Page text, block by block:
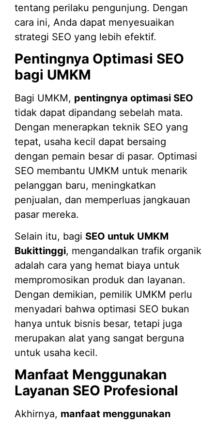
tentang perilaku pengunjung. Dengan
cara ini, Anda dapat menyesuaikan
strategi SEO yang lebih efektif.
Pentingnya Optimasi SEO
bagi UMKM
Bagi UMKM, pentingnya optimasi SEO
tidak dapat dipandang sebelah mata.
Dengan menerapkan teknik SEO yang
tepat, usaha kecil dapat bersaing
dengan pemain besar di pasar. Optimasi
SEO membantu UMKM untuk menarik
pelanggan baru, meningkatkan
penjualan, dan memperluas jangkauan
pasar mereka.
Selain itu, bagi SEO untuk UMKM
Bukittinggi, mengandalkan trafik organik
adalah cara yang hemat biaya untuk
mempromosikan produk dan layanan.
Dengan demikian, pemilik UMKM perlu
menyadari bahwa optimasi SEO bukan
hanya untuk bisnis besar, tetapi juga
merupakan alat yang sangat berguna
untuk usaha kecil.
Manfaat Menggunakan
Layanan SEO Profesional
Akhirnya, manfaat menggunakan